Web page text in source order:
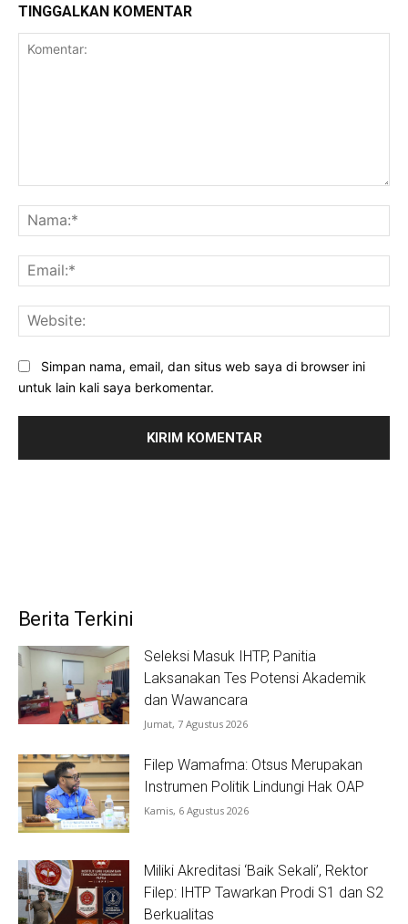
TINGGALKAN KOMENTAR
Simpan nama, email, dan situs web saya di browser ini
untuk lain kali saya berkomentar.
Berita Terkini
Seleksi Masuk IHTP, Panitia
Laksanakan Tes Potensi Akademik
dan Wawancara
Jumat, 7 Agustus 2026
Filep Wamafma: Otsus Merupakan
Instrumen Politik Lindungi Hak OAP
Kamis, 6 Agustus 2026
Miliki Akreditasi ‘Baik Sekali’, Rektor
Filep: IHTP Tawarkan Prodi S1 dan S2
Berkualitas